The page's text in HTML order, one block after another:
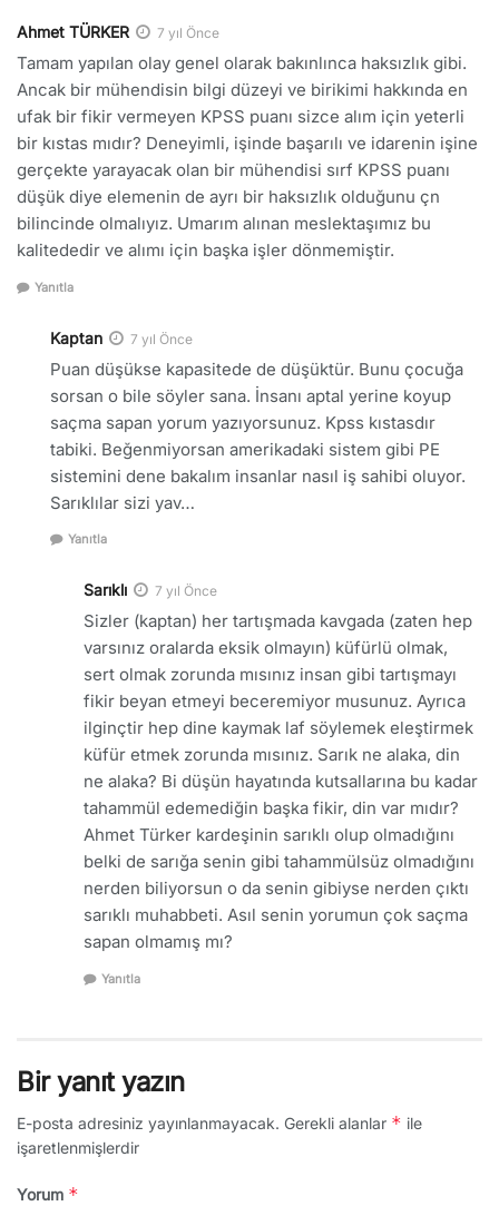
Ahmet TÜRKER 7 yıl Önce
Tamam yapılan olay genel olarak bakınlınca haksızlık gibi.
Ancak bir mühendisin bilgi düzeyi ve birikimi hakkında en
ufak bir fikir vermeyen KPSS puanı sizce alım için yeterli
bir kıstas mıdır? Deneyimli, işinde başarılı ve idarenin işine
gerçekte yarayacak olan bir mühendisi sırf KPSS puanı
düşük diye elemenin de ayrı bir haksızlık olduğunu çn
bilincinde olmalıyız. Umarım alınan meslektaşımız bu
kalitededir ve alımı için başka işler dönmemiştir.
Yanıtla
Kaptan 7 yıl Önce
Puan düşükse kapasitede de düşüktür. Bunu çocuğa
sorsan o bile söyler sana. İnsanı aptal yerine koyup
saçma sapan yorum yazıyorsunuz. Kpss kıstasdır
tabiki. Beğenmiyorsan amerikadaki sistem gibi PE
sistemini dene bakalım insanlar nasıl iş sahibi oluyor.
Sarıklılar sizi yav…
Yanıtla
Sarıklı 7 yıl Önce
Sizler (kaptan) her tartışmada kavgada (zaten hep
varsınız oralarda eksik olmayın) küfürlü olmak,
sert olmak zorunda mısınız insan gibi tartışmayı
fikir beyan etmeyi beceremiyor musunuz. Ayrıca
ilginçtir hep dine kaymak laf söylemek eleştirmek
küfür etmek zorunda mısınız. Sarık ne alaka, din
ne alaka? Bi düşün hayatında kutsallarına bu kadar
tahammül edemediğin başka fikir, din var mıdır?
Ahmet Türker kardeşinin sarıklı olup olmadığını
belki de sarığa senin gibi tahammülsüz olmadığını
nerden biliyorsun o da senin gibiyse nerden çıktı
sarıklı muhabbeti. Asıl senin yorumun çok saçma
sapan olmamış mı?
Yanıtla
Bir yanıt yazın
E-posta adresiniz yayınlanmayacak. Gerekli alanlar * ile
işaretlenmişlerdir
Yorum *